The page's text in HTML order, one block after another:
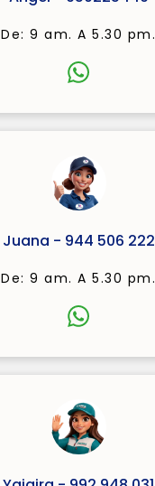
De: 9 am. A 5.30 pm.
Juana - 944 506 222
De: 9 am. A 5.30 pm.